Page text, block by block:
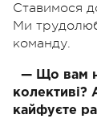
Ставимося
Ми
команду.
— Що вам
колективі?
кайфуєте